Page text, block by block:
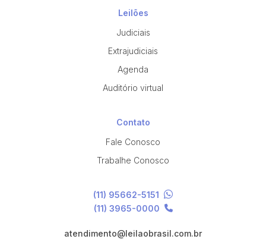
Leilões
Judiciais
Extrajudiciais
Agenda
Auditório virtual
Contato
Fale Conosco
Trabalhe Conosco
(11) 95662-5151
(11) 3965-0000
atendimento@leilaobrasil.com.br